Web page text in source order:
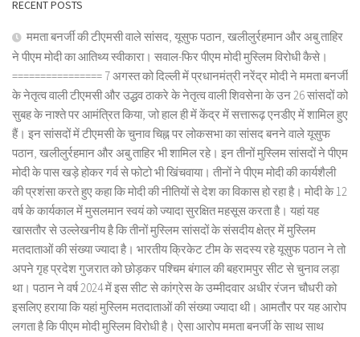
RECENT POSTS
ममता बनर्जी की टीएमसी वाले सांसद, यूसुफ पठान, खलीलुर्रहमान और अबु ताहिर
ने पीएम मोदी का आतिथ्य स्वीकारा। सवाल-फिर पीएम मोदी मुस्लिम विरोधी कैसे।
================ 7 अगस्त को दिल्ली में प्रधानमंत्री नरेंद्र मोदी ने ममता बनर्जी
के नेतृत्व वाली टीएमसी और उद्धव ठाकरे के नेतृत्व वाली शिवसेना के उन 26 सांसदों को
सुबह के नाश्ते पर आमंत्रित किया, जो हाल ही में केंद्र में सत्तारूढ़ एनडीए में शामिल हुए
हैं। इन सांसदों में टीएमसी के चुनाव चिह्न पर लोकसभा का सांसद बनने वाले यूसुफ
पठान, खलीलुर्रहमान और अबु ताहिर भी शामिल रहे। इन तीनों मुस्लिम सांसदों ने पीएम
मोदी के पास खड़े होकर गर्व से फोटो भी खिंचवाया। तीनों ने पीएम मोदी की कार्यशैली
की प्रशंसा करते हुए कहा कि मोदी की नीतियों से देश का विकास हो रहा है। मोदी के 12
वर्ष के कार्यकाल में मुसलमान स्वयं को ज्यादा सुरक्षित महसूस करता है। यहां यह
खासतौर से उल्लेखनीय है कि तीनों मुस्लिम सांसदों के संसदीय क्षेत्र में मुस्लिम
मतदाताओं की संख्या ज्यादा है। भारतीय क्रिकेट टीम के सदस्य रहे यूसुफ पठान ने तो
अपने गृह प्रदेश गुजरात को छोड़कर पश्चिम बंगाल की बहरामपुर सीट से चुनाव लड़ा
था। पठान ने वर्ष 2024 में इस सीट से कांग्रेस के उम्मीदवार अधीर रंजन चौधरी को
इसलिए हराया कि यहां मुस्लिम मतदाताओं की संख्या ज्यादा थी। आमतौर पर यह आरोप
लगता है कि पीएम मोदी मुस्लिम विरोधी है। ऐसा आरोप ममता बनर्जी के साथ साथ